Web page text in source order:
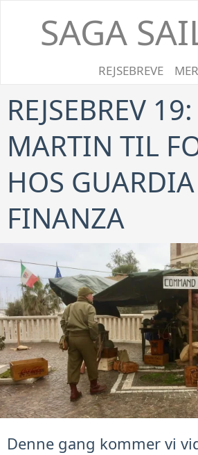
SAGA
REJSEBREVE
REJSEBREV 19:
MARTIN TIL
HOS GUARDIA
FINANZA
Denne gang kommer vi